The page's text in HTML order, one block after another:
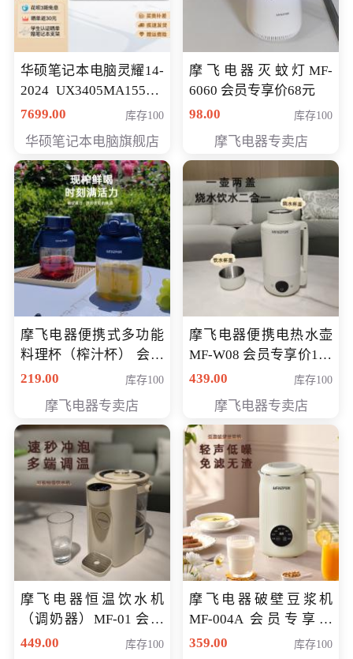
华硕笔记本电脑灵耀14-
2024 UX3405MA155夜
空蓝 oled 智慧轻薄本 会
7699.00 库存100
华硕笔记本电脑旗舰店
摩飞电器灭蚊灯MF-
6060 会员专享价68元
98.00
库存100
摩飞电器专卖店
摩飞电器便携式多功能
料理杯（榨汁杯） 会员
专享价118元
219.00 库存100
摩飞电器专卖店
摩飞电器便携电热水壶
MF-W08 会员专享价198
元
439.00 库存100
摩飞电器专卖店
摩飞电器恒温饮水机
（调奶器）MF-01 会员
专享价366元
449.00 库存100
摩飞电器破壁豆浆机
MF-004A 会员专享价
168元
359.00 库存100